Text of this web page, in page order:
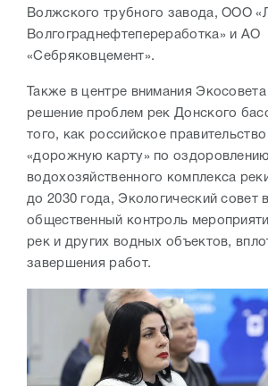
Волжского трубного завода, ООО
Волгограднефтепереработка» и АО
«Себряковцемент».
Также в центре внимания
решение проблем рек Донского
того, как российское
«дорожную карту» по
водохозяйственного комплекса
до 2030 года, Экологический совет
общественный контроль
рек и других водных объектов,
завершения работ.